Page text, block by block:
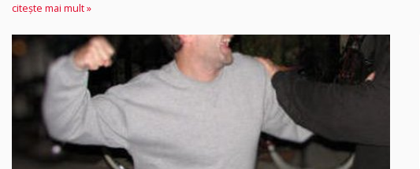
citește mai mult »